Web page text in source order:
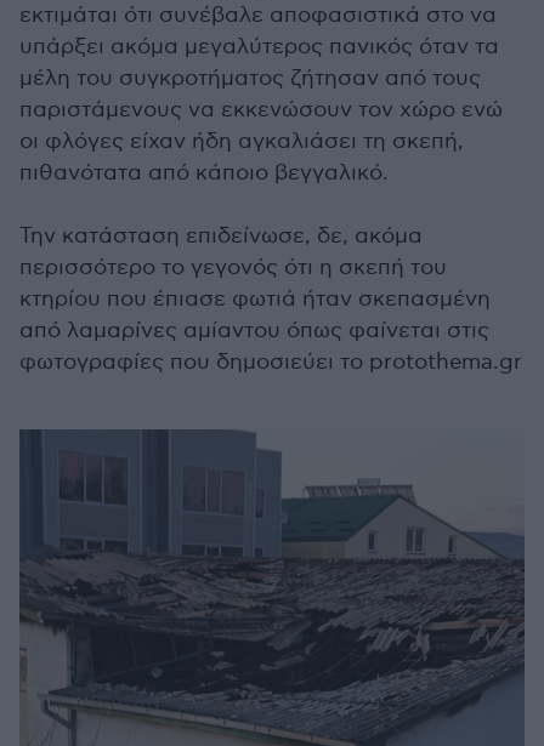
εκτιμάται ότι συνέβαλε αποφασιστικά στο να
υπάρξει ακόμα μεγαλύτερος πανικός όταν τα
μέλη του συγκροτήματος ζήτησαν από τους
παριστάμενους να εκκενώσουν τον χώρο ενώ
οι φλόγες είχαν ήδη αγκαλιάσει τη σκεπή,
πιθανότατα από κάποιο βεγγαλικό.
Την κατάσταση επιδείνωσε, δε, ακόμα
περισσότερο το γεγονός ότι η σκεπή του
κτηρίου που έπιασε φωτιά ήταν σκεπασμένη
από λαμαρίνες αμίαντου όπως φαίνεται στις
φωτογραφίες που δημοσιεύει το protothema.gr